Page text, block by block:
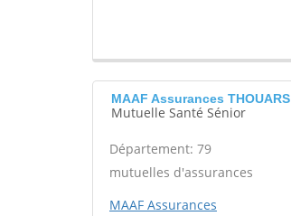
MAAF Assurances THOUARS
Mutuelle Santé Sénior
Département: 79
mutuelles d'assurances
MAAF Assurances